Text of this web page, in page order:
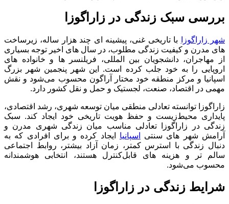
بررسی سبک زندگی در زاراگوزا
شهر زاراگوزا
با تاریخی غنی، پیشینه ‌ای چند هزار ساله، زیرساخت
‌های مدرن و کیفیت زندگی مطلوب، در سال‌ های اخیر توجه بسیاری
از مهاجران، دانشجویان بین ‌المللی، فریلنسر ها و خانواده ‌های
اروپایی را به خود جلب کرده است. این شهر پنجمین شهر بزرگ
اسپانیا و مرکز منطقه خود مختار آراگون محسوب می‌شود و نقش
مهمی در اقتصاد، صنعت، لجستیک و حمل ‌و نقل کشور دارد.
زاراگوزا توانسته تعادلی منطقی میان توسعه شهری، رشد اقتصادی،
پایداری محیط‌زیست و حفظ هویت تاریخی خود ایجاد کند. سبک
زندگی در زاراگوزا تعادلی مناسب میان زندگی شهری مدرن و
آرامش شهر های سنتی
اسپانیا ایجاد کرده و برای افرادی که به
دنبال زندگی با استرس کمتر، زمان آزاد بیشتر، روابط اجتماعی
سالم‌ تر و هزینه‌ های قابل‌کنترل هستند، انتخابی هوشمندانه
محسوب می‌شود.
شرایط زندگی در زاراگوزا